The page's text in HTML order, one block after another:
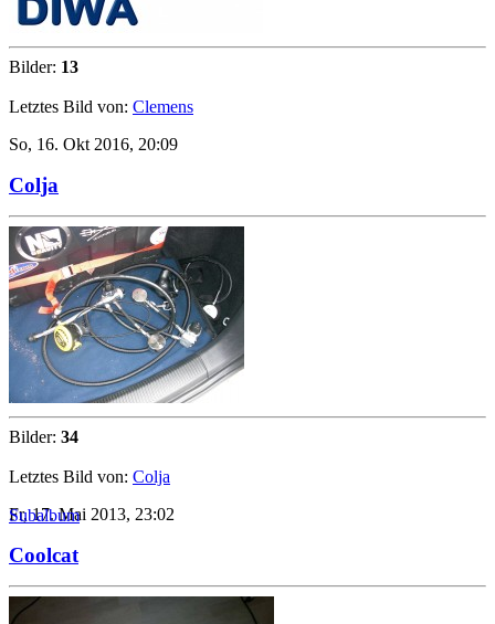
Bilder: 13
Letztes Bild von: Clemens
So, 16. Okt 2016, 20:09
Colja
Bilder: 34
Letztes Bild von: Colja
Fr, 17. Mai 2013, 23:02
Subalbum
Coolcat